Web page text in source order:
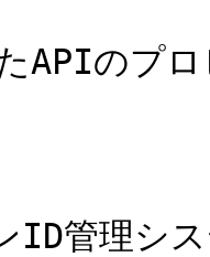
APIのプ
ID管理